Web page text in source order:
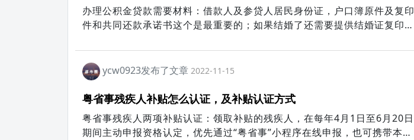
办理公积金贷款需要材料：借款人及参贷人居民身份证，户口簿原件及复印
件和共同还款承诺书这个是最重要的；如果结婚了还需要提供结婚证复印
ycw0923发布了文章 2022-11-15
粤省事残疾人补贴怎么认证，及补贴认证方式
粤省事残疾人两项补贴认证：领取补贴的残疾人，在每年4月1日至6月20日
期间主动申报资格认定，优先通过“粤省事”小程序在线申报，也可携带本人